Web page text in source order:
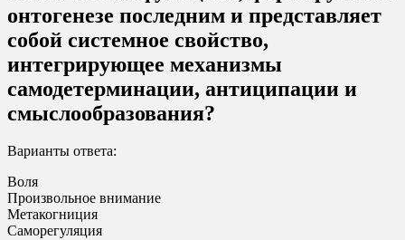
онтогенезе последним и представляет
собой системное свойство,
интегрирующее механизмы
самодетерминации, антиципации и
смыслообразования?
Варианты ответа:
Воля
Произвольное внимание
Метакогниция
Саморегуляция